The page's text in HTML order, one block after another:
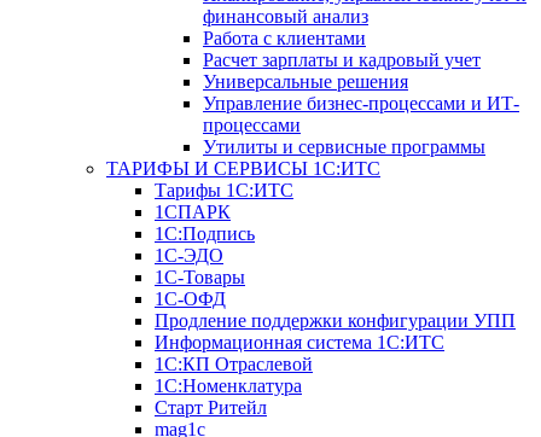
финансовый анализ
Работа с клиентами
Расчет зарплаты и кадровый учет
Универсальные решения
Управление бизнес-процессами и ИТ-
процессами
Утилиты и сервисные программы
ТАРИФЫ И СЕРВИСЫ 1С:ИТС
Тарифы 1С:ИТС
1СПАРК
1С:Подпись
1С-ЭДО
1С-Товары
1С-ОФД
Продление поддержки конфигурации УПП
Информационная система 1С:ИТС
1С:КП Отраслевой
1С:Номенклатура
Старт Ритейл
mag1c